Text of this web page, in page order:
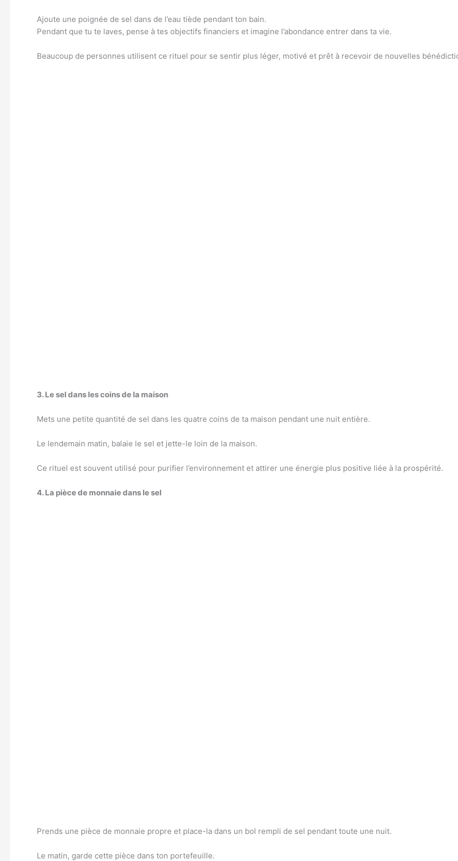
Ajoute une poignée de sel dans de l’eau tiède pendant ton bain.
Pendant que tu te laves, pense à tes objectifs financiers et imagine l’abondance entrer dans ta vie.
Beaucoup de personnes utilisent ce rituel pour se sentir plus léger, motivé et prêt à recevoir de nouvelles
3. Le sel dans les coins de la maison
Mets une petite quantité de sel dans les quatre coins de ta maison pendant une nuit entière.
Le lendemain matin, balaie le sel et jette-le loin de la maison.
Ce rituel est souvent utilisé pour purifier l’environnement et attirer une énergie plus positive liée à la prospérité.
4. La pièce de monnaie dans le sel
Prends une pièce de monnaie propre et place-la dans un bol rempli de sel pendant toute une nuit.
Le matin, garde cette pièce dans ton portefeuille.